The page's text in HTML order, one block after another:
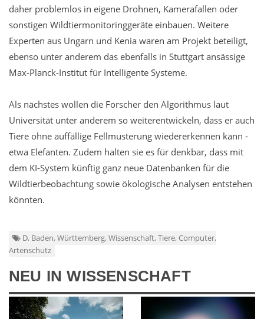
daher problemlos in eigene Drohnen, Kamerafallen oder
sonstigen Wildtiermonitoringgeräte einbauen. Weitere
Experten aus Ungarn und Kenia waren am Projekt beteiligt,
ebenso unter anderem das ebenfalls in Stuttgart ansässige
Max-Planck-Institut für Intelligente Systeme.
Als nächstes wollen die Forscher den Algorithmus laut
Universität unter anderem so weiterentwickeln, dass er auch
Tiere ohne auffällige Fellmusterung wiedererkennen kann -
etwa Elefanten. Zudem halten sie es für denkbar, dass mit
dem KI-System künftig ganz neue Datenbanken für die
Wildtierbeobachtung sowie ökologische Analysen entstehen
könnten.
D, Baden, Württemberg, Wissenschaft, Tiere, Computer,
Artenschutz
NEU IN WISSENSCHAFT